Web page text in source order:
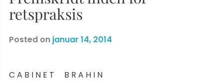
retspraksis
Posted on januar 14, 2014
C A B I N E T B R A H I N